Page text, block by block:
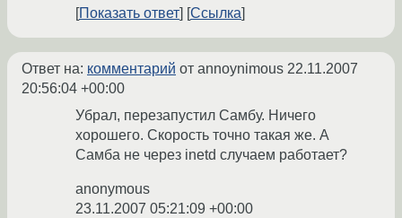
Показать ответ
Ссылка
Ответ на: комментарий от annoynimous 22.11.2007
20:56:04 +00:00
Убрал, перезапустил Самбу. Ничего
хорошего. Скорость точно такая же. А
Самба не через inetd случаем работает?
anonymous
23.11.2007 05:21:09 +00:00